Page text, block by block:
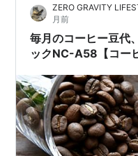
ZERO GRAVITY
月前
毎月のコーヒー豆代
ックNC-A58【コー